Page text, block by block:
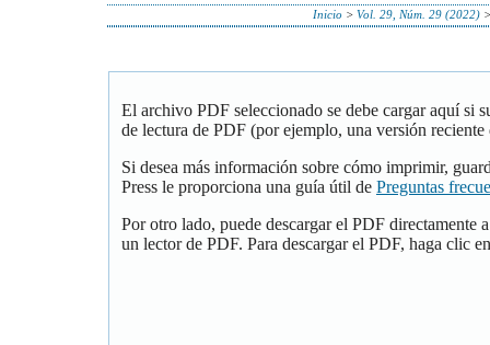
Inicio >Vol. 29, Núm. 29 (2022)
El archivo PDF seleccionado se debe cargar aquí si
de lectura de PDF (por ejemplo, una versión
Si desea más información sobre cómo imprimir,
Press le proporciona una guía útil de Preguntas
Por otro lado, puede descargar el PDF directamente
un lector de PDF. Para descargar el PDF, haga clic